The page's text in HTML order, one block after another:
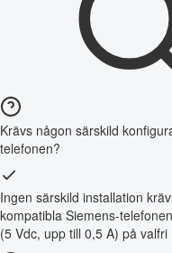
Krävs någon särskild
telefonen?
Ingen särskild installation
kompatibla Siemens-
(5 Vdc, upp till 0,5 A) på